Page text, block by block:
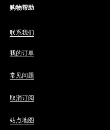
购物帮助
联系我们
我的订单
常见问题
取消订阅
站点地图